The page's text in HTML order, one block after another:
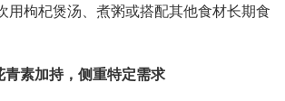
枸杞煲汤、煮粥或搭配其他食材长期食
青素加持，侧重特定需求